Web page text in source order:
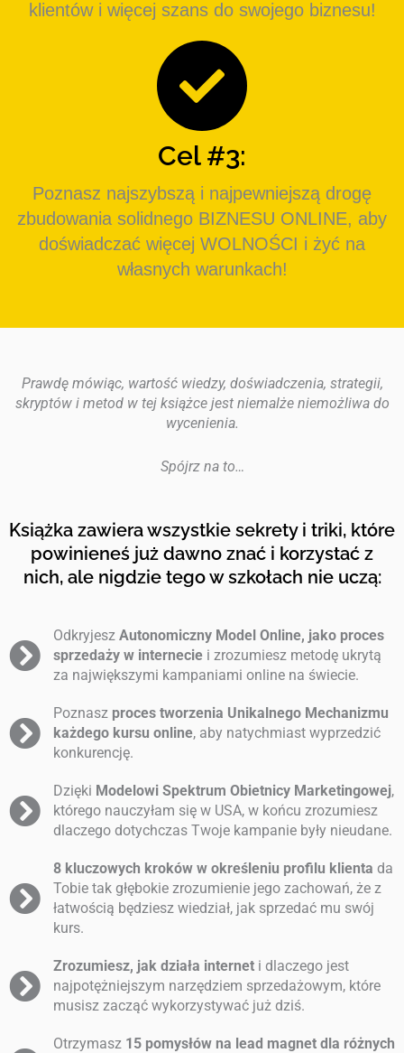
klientów i więcej szans do swojego biznesu!
Cel #3:
Poznasz najszybszą i najpewniejszą drogę
zbudowania solidnego BIZNESU ONLINE, aby
doświadczać więcej WOLNOŚCI i żyć na
własnych warunkach!
Prawdę mówiąc, wartość wiedzy, doświadczenia, strategii,
skryptów i metod w tej książce jest niemalże niemożliwa do
wycenienia.
Spójrz na to…
Książka zawiera wszystkie sekrety i triki, które
powinieneś już dawno znać i korzystać z
nich, ale nigdzie tego w szkołach nie uczą:
Odkryjesz Autonomiczny Model Online, jako proces
sprzedaży w interneciei zrozumiesz metodę ukrytą
za największymi kampaniami online na świecie.
Poznasz proces tworzenia Unikalnego Mechanizmu
każdego kursu online, aby natychmiast wyprzedzić
konkurencję.
Dzięki Modelowi Spektrum Obietnicy Marketingowej,
którego nauczyłam się w USA, w końcu zrozumiesz
dlaczego dotychczas Twoje kampanie były nieudane.
8 kluczowych kroków w określeniu profilu klienta da
Tobie tak głębokie zrozumienie jego zachowań, że z
łatwością będziesz wiedział, jak sprzedać mu swój
kurs.
Zrozumiesz, jak działa internet i dlaczego jest
najpotężniejszym narzędziem sprzedażowym, które
musisz zacząć wykorzystywać już dziś.
Otrzymasz 15 pomysłów na lead magnet dla różnych